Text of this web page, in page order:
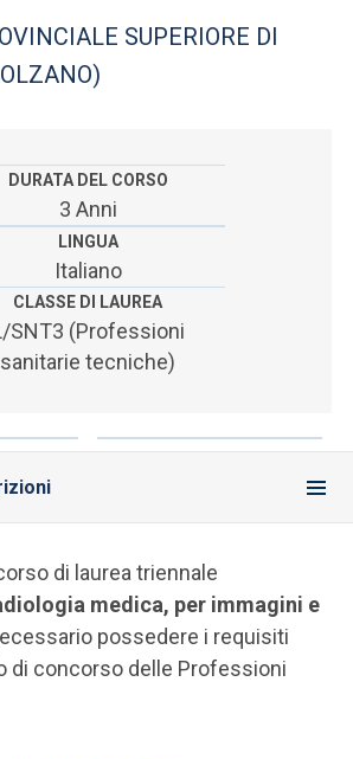
SUPERIORE DI
DURATA DEL CORSO
3 Anni
LINGUA
Italiano
CLASSE DI LAUREA
SNT3 (Professioni
sanitarie tecniche)
di laurea triennale
medica, per immagini e
possedere i requisiti
di concorso delle Professioni